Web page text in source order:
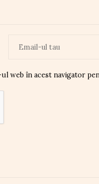
web în acest navigator